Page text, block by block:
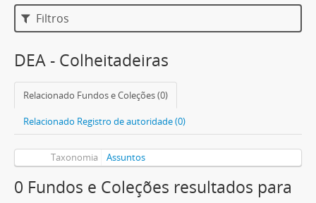
Filtros
DEA - Colheitadeiras
Relacionado Fundos e Coleções (0)
Relacionado Registro de autoridade (0)
Taxonomia Assuntos
0 Fundos e Coleções resultados para